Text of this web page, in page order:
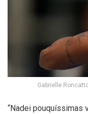
Gabrielle
“Nadei pouquíssimas